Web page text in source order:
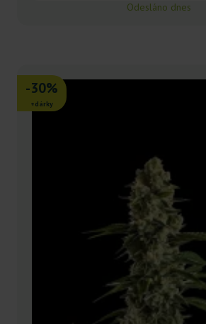
Odesláno dnes
-30%
+dárky